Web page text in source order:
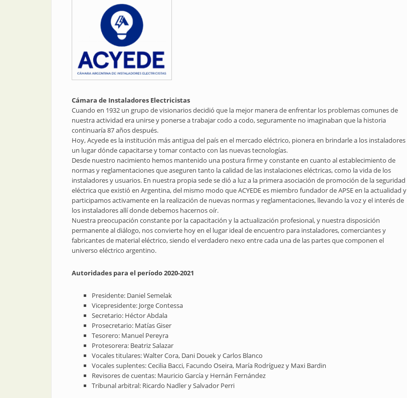
Cámara de Instaladores Electricistas
Cuando en 1932 un grupo de visionarios decidió que la mejor manera de enfrentar los problemas comunes de
nuestra actividad era unirse y ponerse a trabajar codo a codo, seguramente no imaginaban que la historia
continuaría 87 años después.
Hoy, Acyede es la institución más antigua del país en el mercado eléctrico, pionera en brindarle a los instaladores
un lugar dónde capacitarse y tomar contacto con las nuevas tecnologías.
Desde nuestro nacimiento hemos mantenido una postura firme y constante en cuanto al establecimiento de
normas y reglamentaciones que aseguren tanto la calidad de las instalaciones eléctricas, como la vida de los
instaladores y usuarios. En nuestra propia sede se dió a luz a la primera asociación de promoción de la seguridad
eléctrica que existió en Argentina, del mismo modo que ACYEDE es miembro fundador de APSE en la actualidad y
participamos activamente en la realización de nuevas normas y reglamentaciones, llevando la voz y el interés de
los instaladores allí donde debemos hacernos oír.
Nuestra preocupación constante por la capacitación y la actualización profesional, y nuestra disposición
permanente al diálogo, nos convierte hoy en el lugar ideal de encuentro para instaladores, comerciantes y
fabricantes de material eléctrico, siendo el verdadero nexo entre cada una de las partes que componen el
universo eléctrico argentino.
Autoridades para el período 2020-2021
Presidente: Daniel Semelak
Vicepresidente: Jorge Contessa
Secretario: Héctor Abdala
Prosecretario: Matías Giser
Tesorero: Manuel Pereyra
Protesorera: Beatriz Salazar
Vocales titulares: Walter Cora, Dani Douek y Carlos Blanco
Vocales suplentes: Cecilia Bacci, Facundo Oseira, María Rodríguez y Maxi Bardin
Revisores de cuentas: Mauricio García y Hernán Fernández
Tribunal arbitral: Ricardo Nadler y Salvador Perri